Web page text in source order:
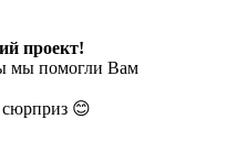
проект!
мы помогли Вам
😊